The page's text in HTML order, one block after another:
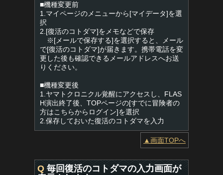
■機種変更前
1.マイページのメニューから[マイデータ]を選
択
2.[復活のコトダマ]をメモなどで保存
※[メールで保存する]を選択すると、メール
で[復活のコトダマ]が届きます。携帯電話を変
更した後も確認できるメールアドレスへお送
りください。
■機種変更後
1.ヤマトクロニクル覚醒にアクセスし、FLAS
H演出終了後、TOPページの[すでに冒険者の
方はこちらからログイン]を選択
2.保存しておいた復活のコトダマを入力
▲画面TOPへ
Q 毎回復活のコトダマの入力画面が